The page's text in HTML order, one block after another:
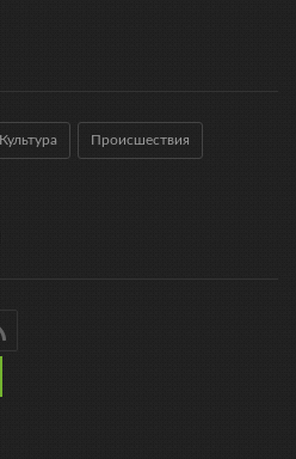
Культура Происшествия